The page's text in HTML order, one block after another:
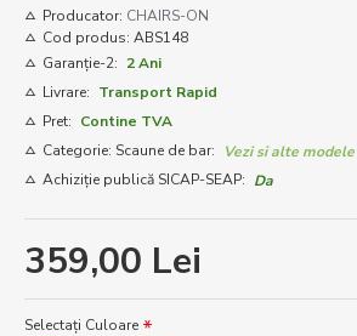
359,00 Lei
Producator: CHAIRS-ON
Cod produs: ABS148
Garanție-2: 2 Ani
Livrare: Transport Rapid
Pret: Contine TVA
Categorie: Scaune de bar:
Vezi si alte modele
Achiziție publică SICAP-SEAP: Da
Selectați Culoare